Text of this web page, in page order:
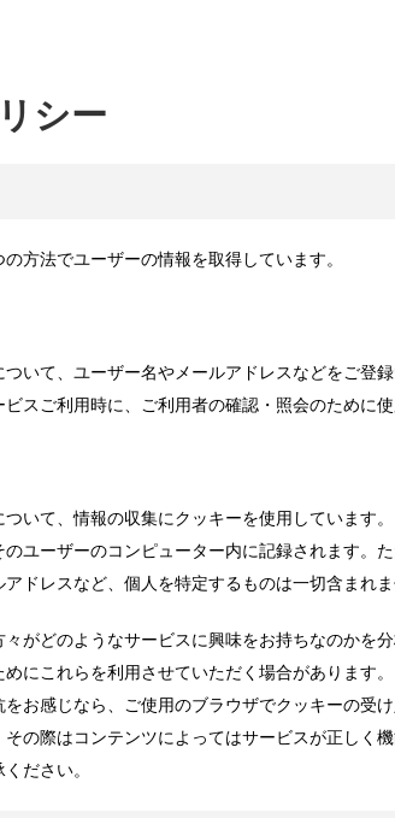
シー
方法でユーザーの情報を取得しています。
いて、ユーザー名やメールアドレスなどをご登
スご利用時に、ご利用者の確認・照会のために使
いて、情報の収集にクッキーを使用しています。
ユーザーのコンピューター内に記録されます。
ドレスなど、個人を特定するものは一切含まれま
がどのようなサービスに興味をお持ちなのかを
にこれらを利用させていただく場合があります
お感じなら、ご使用のブラウザでクッキーの受
の際はコンテンツによってはサービスが正しく
ださい。